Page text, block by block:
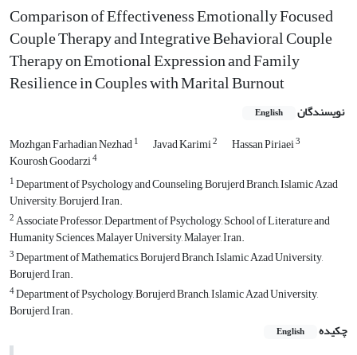
Comparison of Effectiveness Emotionally Focused
Couple Therapy and Integrative Behavioral Couple
Therapy on Emotional Expression and Family
Resilience in Couples with Marital Burnout
نویسندگان English
Mozhgan Farhadian Nezhad1 Javad Karimi2 Hassan Piriaei3
Kourosh Goodarzi4
1Department of Psychology and Counseling, Borujerd Branch, Islamic Azad
University, Borujerd, Iran.
2Associate Professor, Department of Psychology, School of Literature and
Humanity Sciences, Malayer University, Malayer, Iran.
3Department of Mathematics, Borujerd Branch, Islamic Azad University,
Borujerd, Iran.
4Department of Psychology, Borujerd Branch, Islamic Azad University,
Borujerd, Iran.
چکیده
English